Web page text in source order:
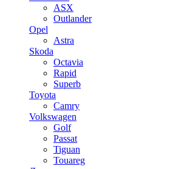
ASX
Outlander
Opel
Astra
Skoda
Octavia
Rapid
Superb
Toyota
Camry
Volkswagen
Golf
Passat
Tiguan
Touareg